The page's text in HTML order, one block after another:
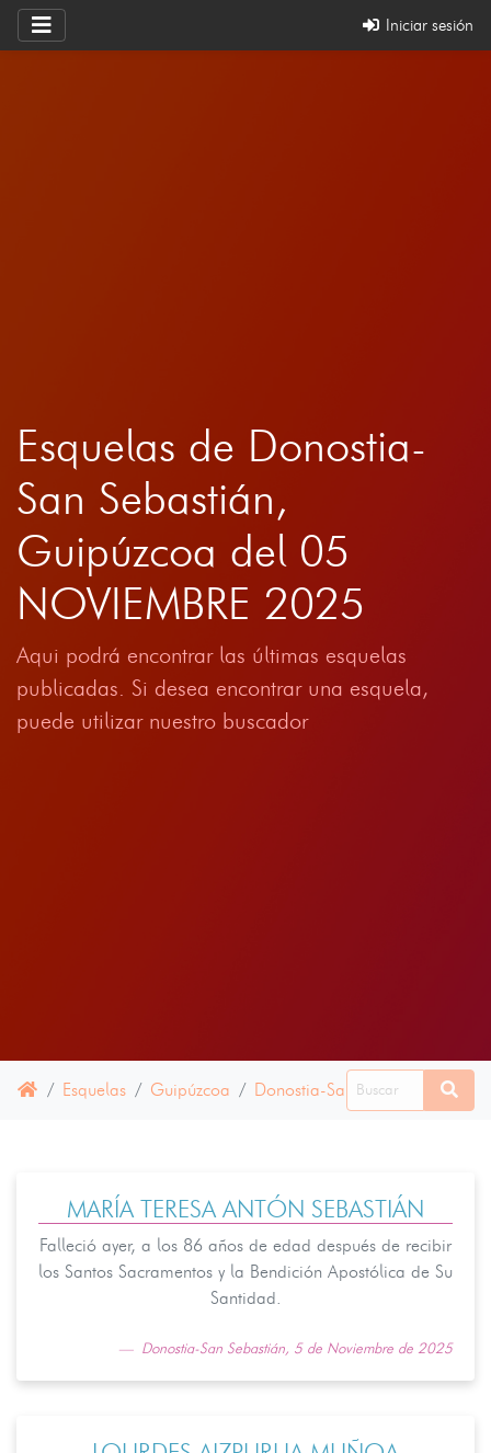
Iniciar sesión
Esquelas de Donostia-
San Sebastián,
Guipúzcoa del 05
NOVIEMBRE 2025
Aqui podrá encontrar las últimas esquelas
publicadas. Si desea encontrar una esquela,
puede utilizar nuestro buscador
Esquelas Guipúzcoa Donostia-San Sebastián 05
MARÍA TERESA ANTÓN SEBASTIÁN
Falleció ayer, a los 86 años de edad después de recibir
los Santos Sacramentos y la Bendición Apostólica de Su
Santidad.
Donostia-San Sebastián, 5 de Noviembre de 2025